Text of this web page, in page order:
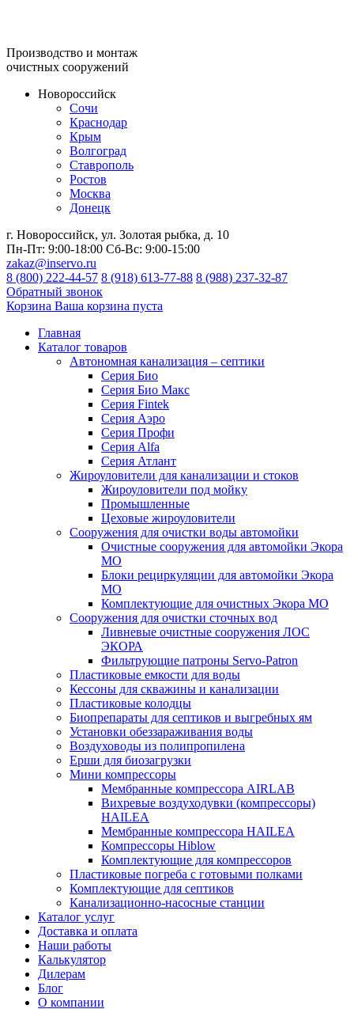
Производство и монтаж
очистных сооружений
Новороссийск
Сочи
Краснодар
Крым
Волгоград
Ставрополь
Ростов
Москва
Донецк
г. Новороссийск, ул. Золотая рыбка, д. 10
Пн-Пт: 9:00-18:00 Сб-Вс: 9:00-15:00
zakaz@inservo.ru
8 (800) 222-44-57 8 (918) 613-77-88 8 (988) 237-32-87
Обратный звонок
Корзина Ваша корзина пуста
Главная
Каталог товаров
Автономная канализация – септики
Серия Био
Серия Био Макс
Серия Fintek
Серия Аэро
Серия Профи
Серия Alfa
Серия Атлант
Жироуловители для канализации и стоков
Жироуловители под мойку
Промышленные
Цеховые жироуловители
Сооружения для очистки воды автомойки
Очистные сооружения для автомойки Экора
МО
Блоки рециркуляции для автомойки Экора
МО
Комплектующие для очистных Экора МО
Сооружения для очистки сточных вод
Ливневые очистные сооружения ЛОС
ЭКОРА
Фильтрующие патроны Servo-Patron
Пластиковые емкости для воды
Кессоны для скважины и канализации
Пластиковые колодцы
Биопрепараты для септиков и выгребных ям
Установки обеззараживания воды
Воздуховоды из полипропилена
Ерши для биозагрузки
Мини компрессоры
Мембранные компрессора AIRLAB
Вихревые воздуходувки (компрессоры)
HAILEA
Мембранные компрессора HAILEA
Компрессоры Hiblow
Комплектующие для компрессоров
Пластиковые погреба с готовыми полками
Комплектующие для септиков
Канализационно-насосные станции
Каталог услуг
Доставка и оплата
Наши работы
Калькулятор
Дилерам
Блог
О компании